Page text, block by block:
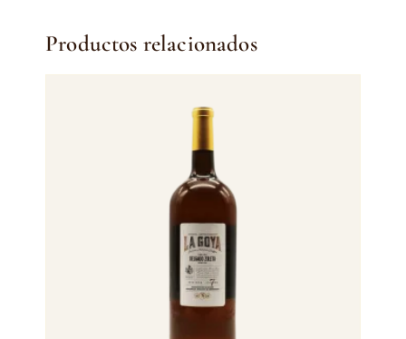
Productos relacionados